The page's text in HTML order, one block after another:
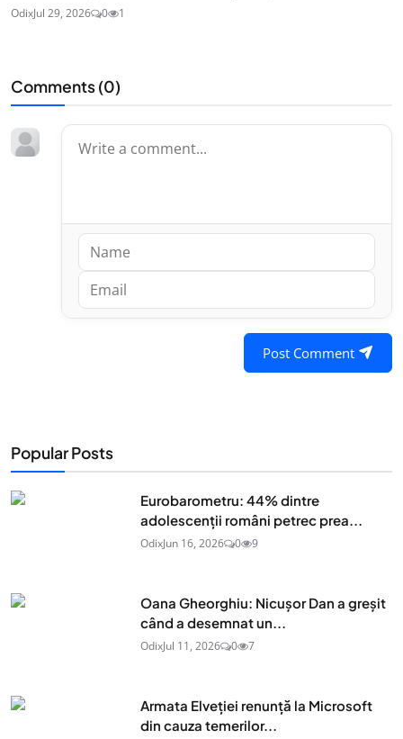
OdixJul 29, 2026 0 1
Comments (0)
Post Comment
Popular Posts
Eurobarometru: 44% dintre
adolescenţii români petrec prea...
OdixJun 16, 2026 0 9
Oana Gheorghiu: Nicușor Dan a greșit
când a desemnat un...
OdixJul 11, 2026 0 7
Armata Elveției renunță la Microsoft
din cauza temerilor...